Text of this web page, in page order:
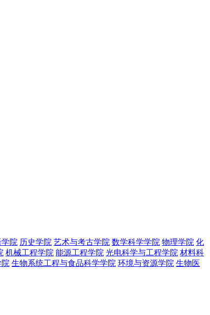
院 历史学院 艺术与考古学院 数学科学学院 物理学院 化
机械工程学院 能源工程学院 光电科学与工程学院 材料科
生物系统工程与食品科学学院 环境与资源学院 生物医